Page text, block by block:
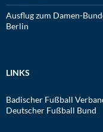
Ausflug zum Damen-
Berlin
LINKS
Badischer Fußball
Deutscher Fußball Bund